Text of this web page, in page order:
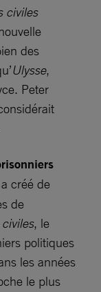
civiles
des
Ulysse,
Peter
créé de
de
, le
politiques
les années
le plus